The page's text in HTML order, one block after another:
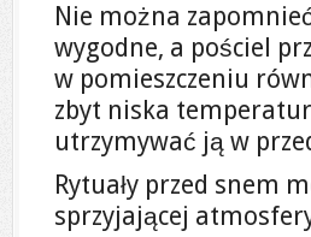
Nie można
wygodne, a pościel
w pomieszczeniu
zbyt niska
utrzymywać ją w
Rytuały przed snem
sprzyjającej